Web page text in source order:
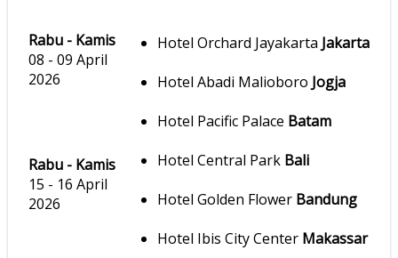
Rabu - Kamis
08 - 09 April
2026
Hotel Orchard Jayakarta Jakarta
Hotel Abadi Malioboro Jogja
Hotel Pacific Palace Batam
Hotel Central Park Bali
Hotel Golden Flower Bandung
Hotel Ibis City Center Makassar
Rabu - Kamis
15 - 16 April
2026